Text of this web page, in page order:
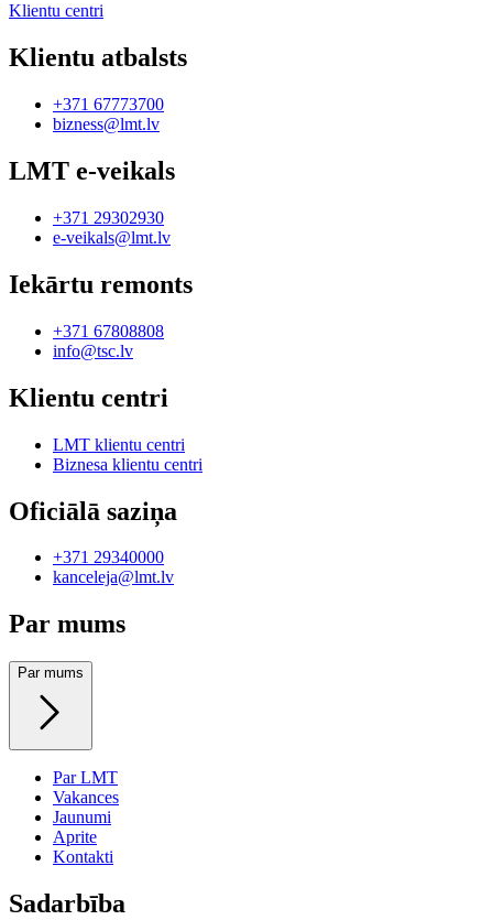
Klientu centri
Klientu atbalsts
+371 67773700
bizness@lmt.lv
LMT e-veikals
+371 29302930
e-veikals@lmt.lv
Iekārtu remonts
+371 67808808
info@tsc.lv
Klientu centri
LMT klientu centri
Biznesa klientu centri
Oficiālā saziņa
+371 29340000
kanceleja@lmt.lv
Par mums
Par mums
Par LMT
Vakances
Jaunumi
Aprite
Kontakti
Sadarbība